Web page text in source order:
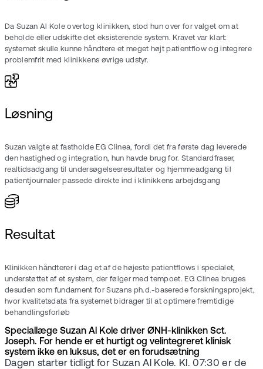
Da Suzan Al Kole overtog klinikken, stod hun over for valget om at
beholde eller udskifte det eksisterende system. Kravet var klart:
systemet skulle kunne håndtere et meget højt patientflow og integrere
problemfrit med klinikkens øvrige udstyr.
Løsning
Suzan valgte at fastholde EG Clinea, fordi det fra første dag leverede
den hastighed og integration, hun havde brug for. Standardfraser,
realtidsadgang til undersøgelsesresultater og hjemmeadgang til
patientjournaler passede direkte ind i klinikkens arbejdsgang
Resultat
Klinikken håndterer i dag et af de højeste patientflows i specialet,
understøttet af et system, der følger med tempoet. EG Clinea bruges
desuden som fundament for Suzans ph.d.-baserede forskningsprojekt,
hvor kvalitetsdata fra systemet bidrager til at optimere fremtidige
behandlingsforløb
Speciallæge Suzan Al Kole driver ØNH-klinikken Sct.
Joseph. For hende er et hurtigt og velintegreret klinisk
system ikke en luksus, det er en forudsætning
Dagen starter tidligt for Suzan Al Kole. Kl. 07:30 er de